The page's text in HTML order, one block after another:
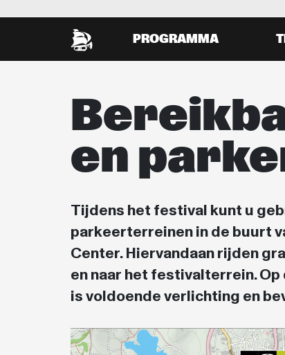
PROGRAMMA
en
Tijdens het festival kunt u
parkeerterreinen in de buurt
Center. Hiervandaan rijden
en naar het festivalterrein.
is voldoende verlichting en